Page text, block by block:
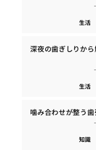
生活
深夜の歯ぎしりか
生活
噛み合わせが整う
知識